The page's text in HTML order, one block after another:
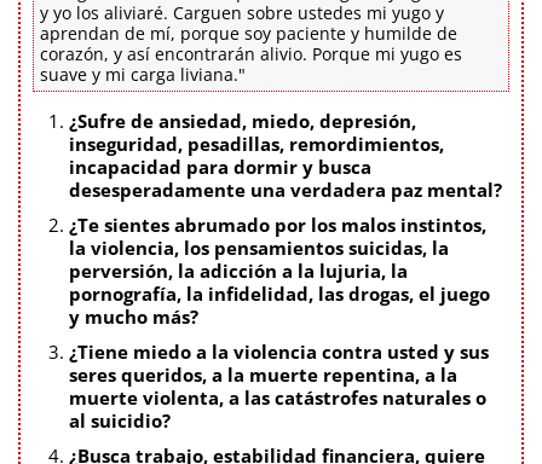
y yo los aliviaré. Carguen sobre ustedes mi yugo y
aprendan de mí, porque soy paciente y humilde de
corazón, y así encontrarán alivio. Porque mi yugo es
suave y mi carga liviana."
¿Sufre de ansiedad, miedo, depresión,
inseguridad, pesadillas, remordimientos,
incapacidad para dormir y busca
desesperadamente una verdadera paz mental?
¿Te sientes abrumado por los malos instintos,
la violencia, los pensamientos suicidas, la
perversión, la adicción a la lujuria, la
pornografía, la infidelidad, las drogas, el juego
y mucho más?
¿Tiene miedo a la violencia contra usted y sus
seres queridos, a la muerte repentina, a la
muerte violenta, a las catástrofes naturales o
al suicidio?
¿Busca trabajo, estabilidad financiera, quiere